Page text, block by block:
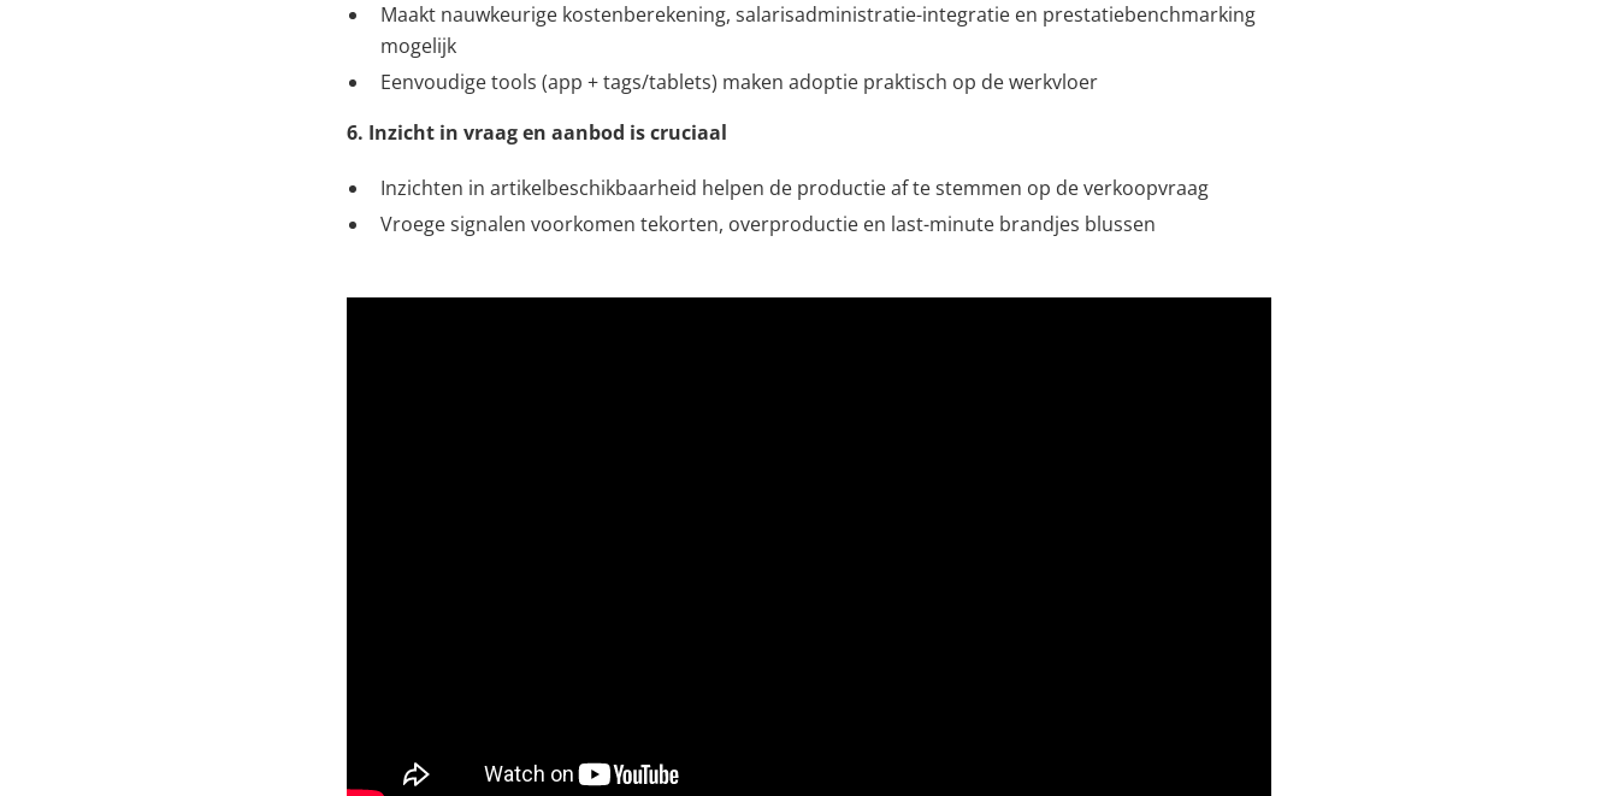
Maakt nauwkeurige kostenberekening, salarisadministratie-integratie en prestatiebenchmarking
mogelijk
Eenvoudige tools (app + tags/tablets) maken adoptie praktisch op de werkvloer
6. Inzicht in vraag en aanbod is cruciaal
Inzichten in artikelbeschikbaarheid helpen de productie af te stemmen op de verkoopvraag
Vroege signalen voorkomen tekorten, overproductie en last-minute brandjes blussen